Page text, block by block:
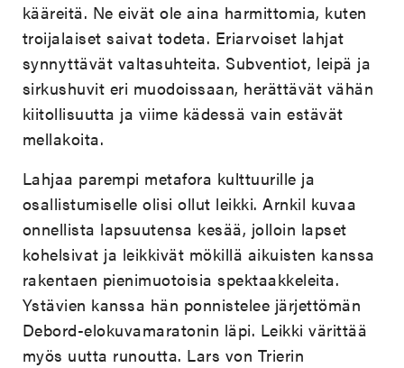
kääreitä. Ne eivät ole aina harmittomia, kuten
troijalaiset saivat todeta. Eriarvoiset lahjat
synnyttävät valtasuhteita. Subventiot, leipä ja
sirkushuvit eri muodoissaan, herättävät vähän
kiitollisuutta ja viime kädessä vain estävät
mellakoita.
Lahjaa parempi metafora kulttuurille ja
osallistumiselle olisi ollut leikki. Arnkil kuvaa
onnellista lapsuutensa kesää, jolloin lapset
kohelsivat ja leikkivät mökillä aikuisten kanssa
rakentaen pienimuotoisia spektaakkeleita.
Ystävien kanssa hän ponnistelee järjettömän
Debord-elokuvamaratonin läpi. Leikki värittää
myös uutta runoutta. Lars von Trierin